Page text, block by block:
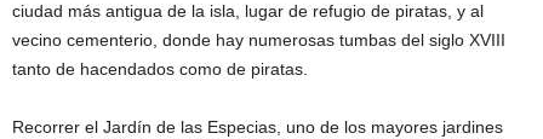
ciudad más antigua de la isla, lugar de refugio de piratas, y al
vecino cementerio, donde hay numerosas tumbas del siglo XVIII
tanto de hacendados como de piratas.
Recorrer el Jardín de las Especias, uno de los mayores jardines